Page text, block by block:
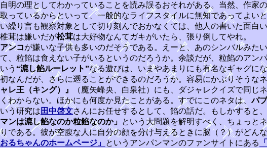
明の理としてわかっていることを読み誤るおそれがある。当然、作家
っているからといって、一般的なライフスタイルに無知であってよい
繰り言も観察対象として切り刻んでおかなくては、他人の書いた面白
茸は嫌いだが松茸は大好物なんてガキがいたら、張り倒してやれ。
アンコが嫌いな子供も多いのだそうである。えーと、あのシンバルみた
、粒餡は食えない子がいるというのだろうか。余談だが、粒餡のアン
う “漉し餡ルーレット”なる遊びは、いまやあまりにも有名なギャグに
なんだが、さらに遡ることができるのだろうか。容易にかぶりそうな
レ王（キング）』
（魔矢峰央、白泉社）にも、ダジャレクイズで同じ
わからない。ほかにも何度か見たことがある。すでにこのネタは、パ
う研究は 田中啓文さんにお任せするとして、餡の話だ。もしかすると、
マンは漉し餡なのか粒餡なのか」 という大問題を解明すべく、ちょっと
である。彼が空腹な人に自分の顔を分け与えるときに脳（？）がどん
おるちゃんのホームページ」 というアンパンマンのファンサイトにある